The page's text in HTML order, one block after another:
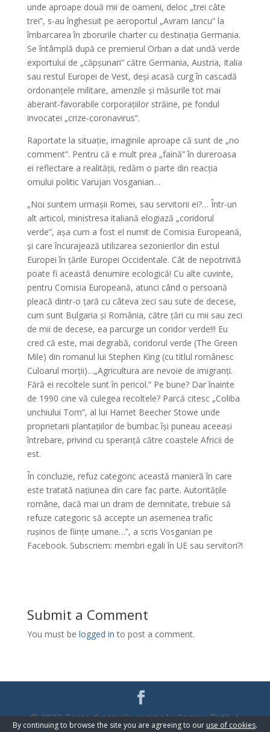
unde aproape două mii de oameni, deloc „trei câte
trei”, s-au înghesuit pe aeroportul „Avram Iancu” la
îmbarcarea în zborurile charter cu destinația Germania.
Se întâmplă după ce premierul Orban a dat undă verde
exportului de „căpșunari” către Germania, Austria, Italia
sau restul Europei de Vest, deși acasă curg în cascadă
ordonanțele militare, amenzile și măsurile tot mai
aberant-favorabile corporațiilor străine, pe fondul
invocatei „crize-coronavirus”.
Raportate la situație, imaginile aproape că sunt de „no
comment”. Pentru că e mult prea „faină” în dureroasa
ei reflectare a realității, redăm o parte din reacția
omului politic Varujan Vosganian…
„Noi suntem urmașii Romei, sau servitorii ei?… Într-un
alt articol, ministresa italiană elogiază „coridorul
verde”, așa cum a fost el numit de Comisia Europeană,
și care încurajează utilizarea sezonierilor din estul
Europei în țările Europei Occidentale. Cât de nepotrivită
poate fi această denumire ecologică! Cu alte cuvinte,
pentru Comisia Europeană, atunci când o persoană
pleacă dintr-o țară cu câteva zeci sau sute de decese,
cum sunt Bulgaria și România, către țări cu mii sau zeci
de mii de decese, ea parcurge un coridor verde!!! Eu
cred că este, mai degrabă, coridorul verde (The Green
Mile) din romanul lui Stephen King (cu titlul românesc
Culoarul morții)…„Agricultura are nevoie de imigranți.
Fără ei recoltele sunt în pericol.” Pe bune? Dar înainte
de 1990 cine vă culegea recoltele? Parcă citesc „Coliba
unchiului Tom”, al lui Harriet Beecher Stowe unde
proprietarii plantațiilor de bumbac își puneau aceeași
întrebare, privind cu speranță către coastele Africii de
est.
În concluzie, refuz categoric această manieră în care
este tratată națiunea din care fac parte. Autoritățile
române, dacă mai un dram de demnitate, trebuie să
refuze categoric să accepte un asemenea trafic
rușinos de ființe umane…”, a scris Vosganian pe
Facebook. Subscriem: membri egali în UE sau servitori?!
Submit a Comment
You must be logged in to post a comment.
© 2023 Toate drepturile aparțin lui Cosmin Țîntă |
By continuing to browse the site you are agreeing to our use of cookies.